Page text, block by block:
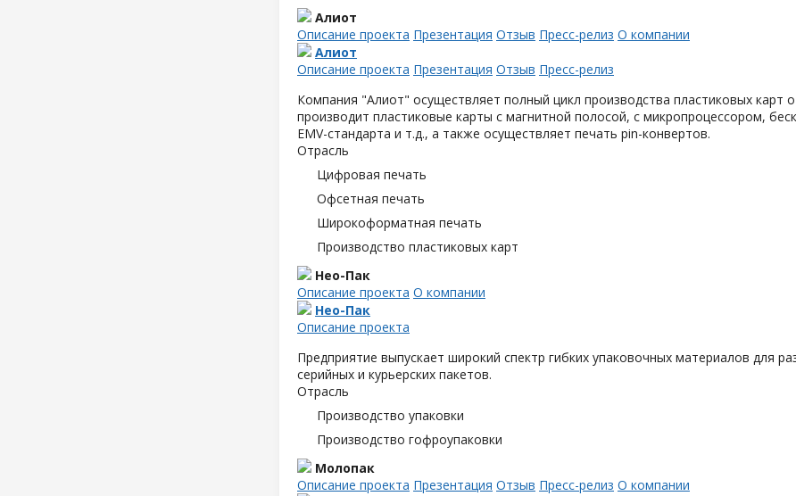
Алиот
Описание проекта Презентация Отзыв Пресс-релиз О компании
Алиот
Описание проекта Презентация Отзыв Пресс-релиз
Компания "Алиот" осуществляет полный цикл производства пластиковых карт
производит пластиковые карты с магнитной полосой, с микропроцессором,
EMV-стандарта и т.д., а также осуществляет печать pin-конвертов.
Отрасль
Цифровая печать
Офсетная печать
Широкоформатная печать
Производство пластиковых карт
Нео-Пак
Описание проекта О компании
Нео-Пак
Описание проекта
Предприятие выпускает широкий спектр гибких упаковочных материалов для
серийных и курьерских пакетов.
Отрасль
Производство упаковки
Производство гофроупаковки
Молопак
Описание проекта Презентация Отзыв Пресс-релиз О компании